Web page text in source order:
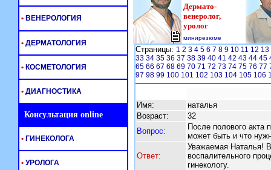
Дермато-
венеролог,
уролог
минирезюме
Страницы: 1 2 3 4 5 6 7 8 9 10 11 12 13
33 34 35 36 37 38 39 40 41 42 43 44 45
65 66 67 68 69 70 71 72 73 74 75 76 77
97 98 99 100 101 102 103 104 105 106
Имя:
наталья
Возраст:
32
Вопрос:
После полового акта
может быть и что
Ответ:
Уважаемая Наталья!
воспалительного
гинекологу.
• ВЕНЕРОЛОГИЯ
• ДЕРМАТОЛОГИЯ
• КОСМЕТОЛОГИЯ
• ДИАГНОСТИКА
Консультация online
• ГИНЕКОЛОГА
• УРОЛОГА